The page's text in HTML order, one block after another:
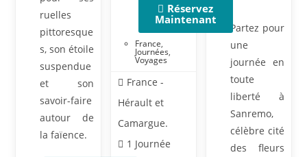
ruelles
pittoresque
s, son étoile
suspendue
et son
savoir-faire
autour de
la faïence.
Réservez
Maintenant
France,
Journées,
Voyages
France -
Hérault et
Camargue.
1 Journée
Partez pour
une
journée en
toute
liberté à
Sanremo,
célèbre cité
des fleurs